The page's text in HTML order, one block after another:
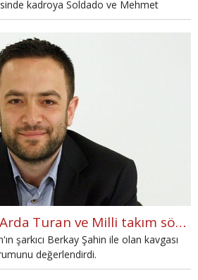
kadroya Soldado ve Mehmet
eleştirdi.
Uğur Meleke'den Arda Turan ve Milli takım sözleri: "Adam gibi adamlar çetesi"
şarkıcı Berkay Şahin ile olan kavgası
değerlendirdi.